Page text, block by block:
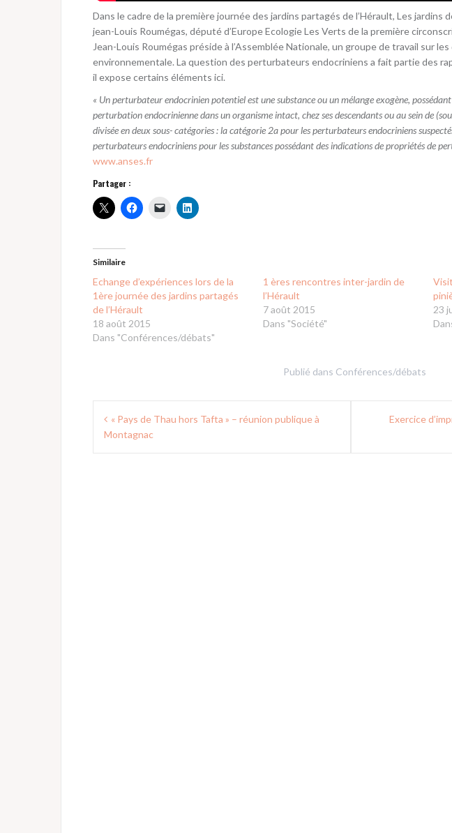
Dans le cadre de la première journée des jardins partagés de l’Hérault, Les jardins
jean-Louis Roumégas, député d’Europe Ecologie Les Verts de la première
Jean-Louis Roumégas préside à l’Assemblée Nationale, un groupe de travail sur
environnementale. La question des perturbateurs endocriniens a fait partie des
il expose certains éléments ici.
« Un perturbateur endocrinien potentiel est une substance ou un mélange exogène,
perturbation endocrinienne dans un organisme intact, chez ses descendants ou au sein de
divisée en deux sous- catégories : la catégorie 2a pour les perturbateurs endocriniens
perturbateurs endocriniens pour les substances possédant des indications de propriétés de
www.anses.fr
Partager :
Similaire
Echange d’expériences lors de la
1ère journée des jardins partagés
de l’Hérault
18 août 2015
Dans "Conférences/débats"
1 ères rencontres inter-jardin de
l’Hérault
7 août 2015
Dans "Société"
23
Publié dans Conférences/débats
Navigation
de « Pays de Thau hors Tafta » – réunion publique à
Montagnac
Exercice